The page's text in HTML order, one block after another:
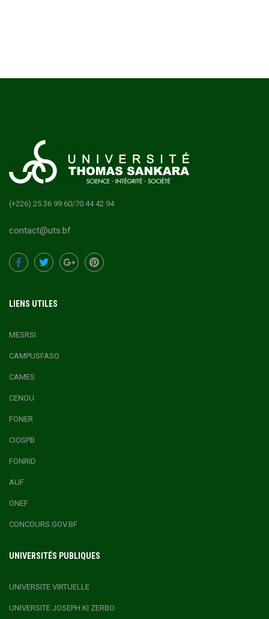
(+226) 25 36 99 60/70 44 42 94
contact@uts.bf
LIENS UTILES
MESRSI
CAMPUSFASO
CAMES
CENOU
FONER
CIOSPB
FONRID
AUF
ONEF
CONCOURS.GOV.BF
UNIVERSITÉS PUBLIQUES
UNIVERSITE VIRTUELLE
UNIVERSITE JOSEPH KI ZERBO